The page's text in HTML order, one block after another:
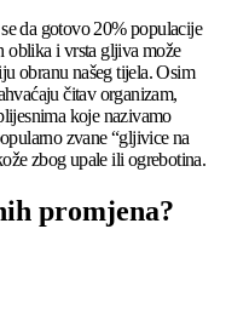
da gotovo 20% populacije
oblika i vrsta gljiva može
obranu našeg tijela. Osim
čitav organizam,
koje nazivamo
zvane “gljivice na
zbog upale ili ogrebotina.
promjena?